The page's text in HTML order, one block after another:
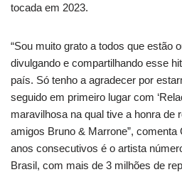
tocada em 2023.
“Sou muito grato a todos que estão
divulgando e compartilhando esse
país. Só tenho a agradecer por
seguido em primeiro lugar com
maravilhosa na qual tive a honra de
amigos Bruno & Marrone”,
anos consecutivos é o artista
Brasil, com mais de 3 milhões de